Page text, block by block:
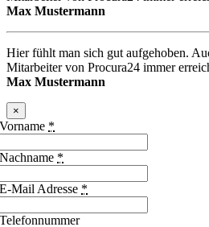
Max Mustermann
Hier fühlt man sich gut aufgehoben.
Mitarbeiter von Procura24 immer
Max Mustermann
×
Vorname *
Nachname *
E-Mail Adresse *
Telefonnummer